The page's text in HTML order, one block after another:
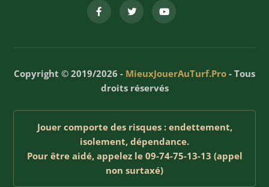
Copyright © 2019/2026 - MieuxJouerAuTurf.Pro - Tous
droits réservés
Jouer comporte des risques : endettement,
isolement, dépendance.
Pour être aidé, appelez le 09-74-75-13-13 (appel
non surtaxé)